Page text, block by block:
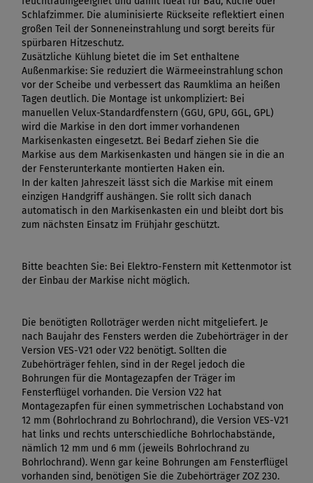
Schlafzimmer. Die aluminisierte Rückseite reflektiert einen
großen Teil der Sonneneinstrahlung und sorgt bereits für
spürbaren Hitzeschutz.
Zusätzliche Kühlung bietet die im Set enthaltene
Außenmarkise: Sie reduziert die Wärmeeinstrahlung schon
vor der Scheibe und verbessert das Raumklima an heißen
Tagen deutlich. Die Montage ist unkompliziert: Bei
manuellen Velux-Standardfenstern (GGU, GPU, GGL, GPL)
wird die Markise in den dort immer vorhandenen
Markisenkasten eingesetzt. Bei Bedarf ziehen Sie die
Markise aus dem Markisenkasten und hängen sie in die an
der Fensterunterkante montierten Haken ein.
In der kalten Jahreszeit lässt sich die Markise mit einem
einzigen Handgriff aushängen. Sie rollt sich danach
automatisch in den Markisenkasten ein und bleibt dort bis
zum nächsten Einsatz im Frühjahr geschützt.
Bitte beachten Sie: Bei Elektro-Fenstern mit Kettenmotor ist
der Einbau der Markise nicht möglich.
Die benötigten Rolloträger werden nicht mitgeliefert. Je
nach Baujahr des Fensters werden die Zubehörträger in der
Version VES-V21 oder V22 benötigt. Sollten die
Zubehörträger fehlen, sind in der Regel jedoch die
Bohrungen für die Montagezapfen der Träger im
Fensterflügel vorhanden. Die Version V22 hat
Montagezapfen für einen symmetrischen Lochabstand von
12 mm (Bohrlochrand zu Bohrlochrand), die Version VES-V21
hat links und rechts unterschiedliche Bohrlochabstände,
nämlich 12 mm und 6 mm (jeweils Bohrlochrand zu
Bohrlochrand). Wenn gar keine Bohrungen am Fensterflügel
vorhanden sind, benötigen Sie die Zubehörträger ZOZ 230.